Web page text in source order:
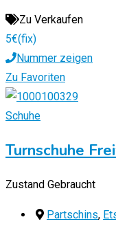
Zu Verkaufen
5€(fix)
Nummer zeigen
Zu Favoriten
Schuhe
Turnschuhe
Zustand Gebraucht
Partschins,